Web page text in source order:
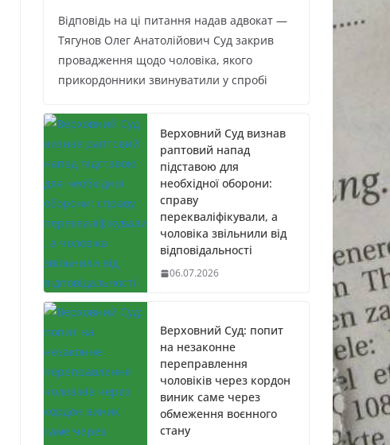
Відповідь на ці питання надав адвокат —
Тягунов Олег Анатолійович Суд закрив
провадження щодо чоловіка, якого
прикордонники звинуватили у спробі
Верховний Суд визнав
раптовий напад
підставою для
необхідної оборони:
справу
перекваліфікували, а
чоловіка звільнили від
відповідальності
06.07.2026
Верховний Суд: попит
на незаконне
переправлення
чоловіків через кордон
виник саме через
обмеження воєнного
стану